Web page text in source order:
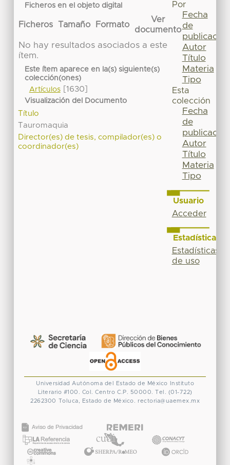
Ficheros en el objeto digital
Ficheros Tamaño Formato
Ver
documento
No hay resultados asociados a este
ítem.
Este ítem aparece en la(s) siguiente(s)
colección(ones)
Artículos[1630]
Visualización del Documento
Título
Tauromaquia
Director(es) de tesis, compilador(es) o
coordinador(es)
Por
Fecha
de
publicación
Autor
Título
Materia
Tipo
Esta
colección
Fecha
de
publicación
Autor
Título
Materia
Tipo
Usuario
Acceder
Estadísticas
Estadísticas
de uso
Universidad Autónoma del Estado de México
Instituto
Literario #100. Col. Centro C.P. 50000. Tel. (01-722)
2262300 Toluca, Estado de México. rectoria@uaemex.mx